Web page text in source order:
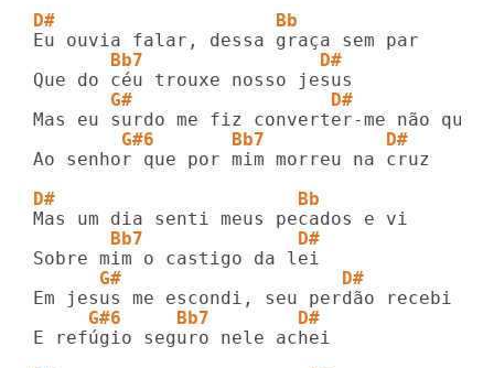
D#                    Bb
       Bb7                D#
       G#                  D#
        G#6       Bb7           D#
Ao senhor que por mim morreu na cruz
D#                      Bb
       Bb7              D#
      G#                    D#
     G#6     Bb7        D#
E refúgio seguro nele achei